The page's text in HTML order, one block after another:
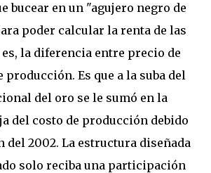
bucear en un "agujero negro de
poder calcular la renta de las
la diferencia entre precio de
producción. Es que a la suba del
del oro se le sumó en la
del costo de producción debido
del 2002. La estructura diseñada
solo reciba una participación